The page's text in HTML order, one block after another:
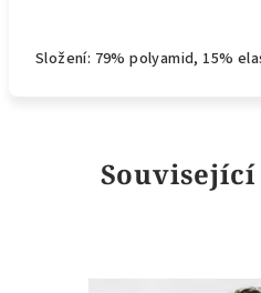
Složení: 79% polyamid, 15%